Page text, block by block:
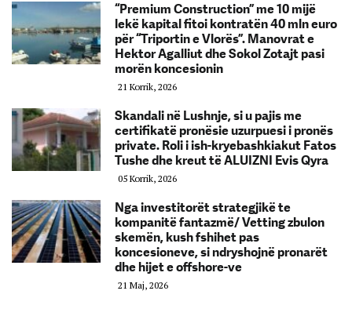
“Premium Construction” me 10 mijë
lekë kapital fitoi kontratën 40 mln euro
për “Triportin e Vlorës”. Manovrat e
Hektor Agalliut dhe Sokol Zotajt pasi
morën koncesionin
21 Korrik, 2026
Skandali në Lushnje, si u pajis me
certifikatë pronësie uzurpuesi i pronës
private. Roli i ish-kryebashkiakut Fatos
Tushe dhe kreut të ALUIZNI Evis Qyra
05 Korrik, 2026
Nga investitorët strategjikë te
kompanitë fantazmë/ Vetting zbulon
skemën, kush fshihet pas
koncesioneve, si ndryshojnë pronarët
dhe hijet e offshore-ve
21 Maj, 2026